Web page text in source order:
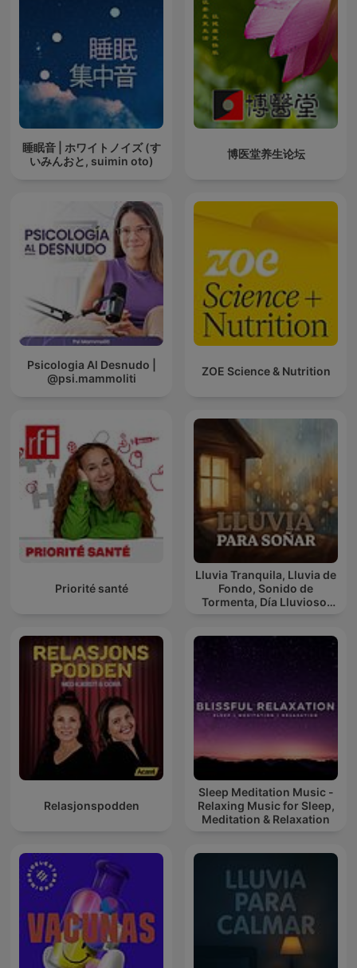
睡眠音 | ホワイトノイズ (す
いみんおと, suimin oto)
博医堂养生论坛
Psicologia Al Desnudo |
@psi.mammoliti
ZOE Science & Nutrition
Priorité santé
Lluvia Tranquila, Lluvia de
Fondo, Sonido de
Tormenta, Día Lluvioso,
Relasjonspodden
Sleep Meditation Music -
Relaxing Music for Sleep,
Meditation & Relaxation